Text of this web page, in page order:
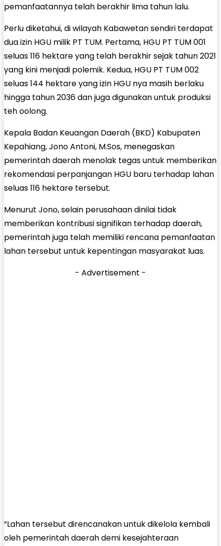
pemanfaatannya telah berakhir lima tahun lalu.
Perlu diketahui, di wilayah Kabawetan sendiri terdapat
dua izin HGU milik PT TUM. Pertama, HGU PT TUM 001
seluas 116 hektare yang telah berakhir sejak tahun 2021
yang kini menjadi polemik. Kedua, HGU PT TUM 002
seluas 144 hektare yang izin HGU nya masih berlaku
hingga tahun 2036 dan juga digunakan untuk produksi
teh oolong.
Kepala Badan Keuangan Daerah (BKD) Kabupaten
Kepahiang, Jono Antoni, M.Sos, menegaskan
pemerintah daerah menolak tegas untuk memberikan
rekomendasi perpanjangan HGU baru terhadap lahan
seluas 116 hektare tersebut.
Menurut Jono, selain perusahaan dinilai tidak
memberikan kontribusi signifikan terhadap daerah,
pemerintah juga telah memiliki rencana pemanfaatan
lahan tersebut untuk kepentingan masyarakat luas.
- Advertisement -
“Lahan tersebut direncanakan untuk dikelola kembali
oleh pemerintah daerah demi kesejahteraan